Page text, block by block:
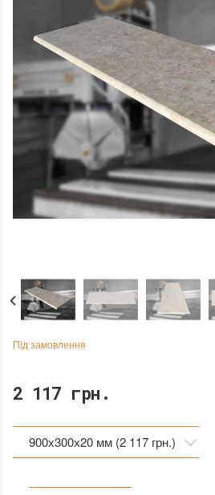
Пiд замовлення
2 117 грн.
900х300х20 мм (2 117 грн.)